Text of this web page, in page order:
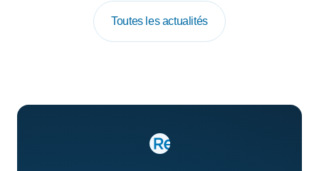
Toutes les actualités